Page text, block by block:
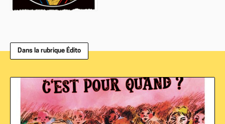
Dans la rubrique Édito